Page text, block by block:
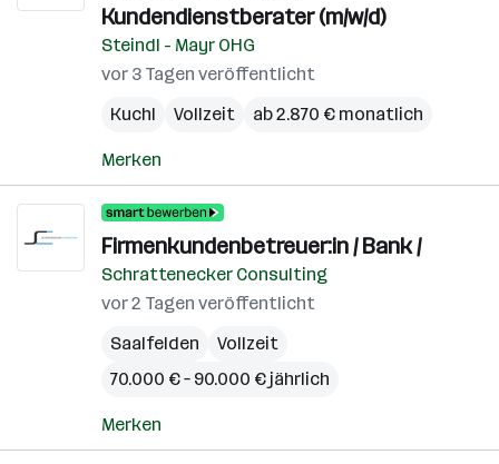
Kundendienstberater (m/w/d)
Steindl - Mayr OHG
vor 3 Tagen veröffentlicht
Kuchl
Vollzeit ab 2.870 € monatlich
Merken
Firmenkundenbetreuer:in / Bank /
Schrattenecker Consulting
vor 2 Tagen veröffentlicht
Saalfelden
Vollzeit
70.000 € – 90.000 € jährlich
Merken